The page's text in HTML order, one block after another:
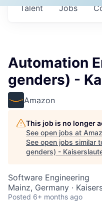
Jobs
Talent
Automation
genders) -
Amazon
This job is no longer
See open jobs at
See open jobs similar
genders) -
Software Engineering
Mainz, Germany ·
Posted 6+ months ago